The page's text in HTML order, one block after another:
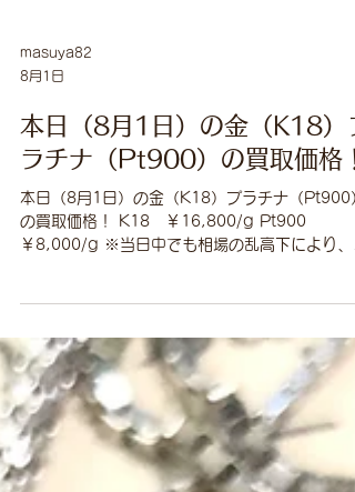
masuya82
8月1日
本日（8月1日）の金（K18）
ラチナ（Pt900）の買取価格！
本日（8月1日）の金（K18）プラチナ（Pt900